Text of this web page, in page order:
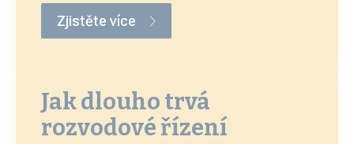
Zjistěte více
Jak dlouho trvá
rozvodové řízení